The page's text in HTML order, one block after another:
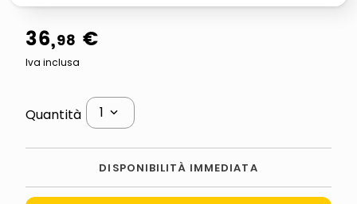
36,98 €
Iva inclusa
Quantità 1
DISPONIBILITÀ IMMEDIATA